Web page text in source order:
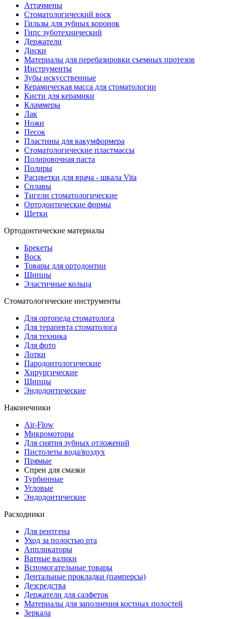
Аттачмены
Стоматологический воск
Гильзы для зубных коронок
Гипс зуботехнический
Держатели
Диски
Материалы для перебазировки съемных протезов
Инструменты
Зубы искусственные
Керамическая масса для стоматологии
Кисти для керамики
Кламмеры
Лак
Ножи
Песок
Пластины для вакумформера
Стоматологические пластмассы
Полировочная паста
Полиры
Расцветки для врача - шкала Vita
Сплавы
Тигели стоматологические
Ортодонтические формы
Щетки
Ортодонтические материалы
Брекеты
Воск
Товары для ортодонтии
Щипцы
Эластичные кольца
Стоматологические инструменты
Для ортопеда стоматолога
Для терапевта стоматолога
Для техника
Для фото
Лотки
Пародонтологические
Хирургические
Щипцы
Эндодонтические
Наконечники
Air-Flow
Микромоторы
Для снятия зубных отложений
Пистолеты вода/воздух
Прямые
Спреи для смазки
Турбинные
Угловые
Эндодонтические
Расходники
Для рентгена
Уход за полостью рта
Аппликаторы
Ватные валики
Вспомогательные товары
Дентальные прокладки (памперсы)
Дезсредства
Держатели для салфеток
Материалы для заполнения костных полостей
Зеркала